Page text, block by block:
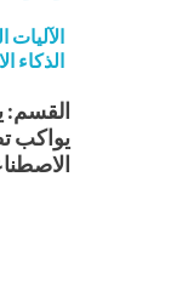
الآليات
الذكاء
القسم:
يواكب